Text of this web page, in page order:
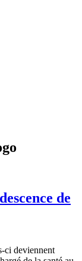
de
ci deviennent